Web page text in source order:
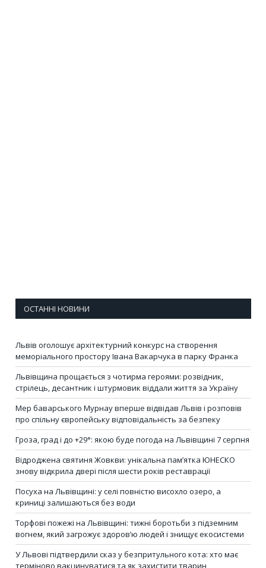
ОСТАННІ НОВИНИ
Львів оголошує архітектурний конкурс на створення
меморіального простору Івана Вакарчука в парку Франка
Львівщина прощається з чотирма героями: розвідник,
стрілець, десантник і штурмовик віддали життя за Україну
Мер баварського Мурнау вперше відвідав Львів і розповів
про спільну європейську відповідальність за безпеку
Гроза, град і до +29°: якою буде погода на Львівщині 7 серпня
Відроджена святиня Жовкви: унікальна пам’ятка ЮНЕСКО
знову відкрила двері після шести років реставрації
Посуха на Львівщині: у селі повністю висохло озеро, а
криниці залишаються без води
Торфові пожежі на Львівщині: тижні боротьби з підземним
вогнем, який загрожує здоров’ю людей і знищує екосистеми
У Львові підтвердили сказ у безпритульного кота: хто має